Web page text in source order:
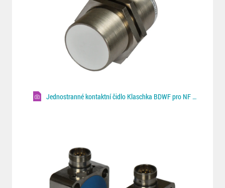
Jednostranné kontaktní čidlo Klaschka BDWF pro NF plechy